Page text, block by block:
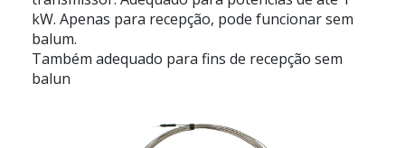
kW. Apenas para recepção, pode funcionar sem
balum.
Também adequado para fins de recepção sem
balun